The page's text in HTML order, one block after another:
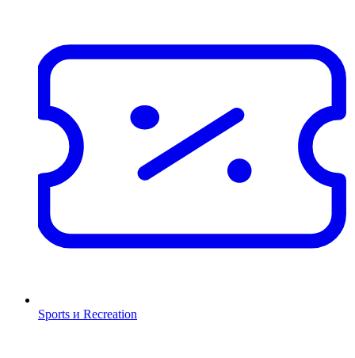
Sports и Recreation